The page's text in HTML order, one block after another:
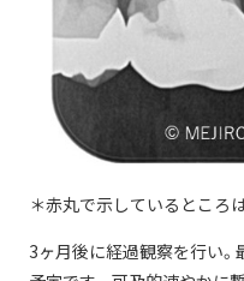
＊赤丸で示しているところ
3ヶ月後に経過観察を行い